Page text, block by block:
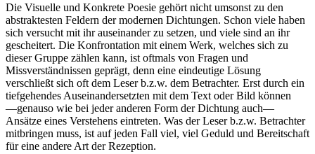
Die Visuelle und Konkrete Poesie gehört nicht umsonst zu den
abstraktesten Feldern der modernen Dichtungen. Schon viele haben
sich versucht mit ihr auseinander zu setzen, und viele sind an ihr
gescheitert. Die Konfrontation mit einem Werk, welches sich zu
dieser Gruppe zählen kann, ist oftmals von Fragen und
Missverständnissen geprägt, denn eine eindeutige Lösung
verschließt sich oft dem Leser b.z.w. dem Betrachter. Erst durch ein
tiefgehendes Auseinandersetzten mit dem Text oder Bild können
―genauso wie bei jeder anderen Form der Dichtung auch―
Ansätze eines Verstehens eintreten. Was der Leser b.z.w. Betrachter
mitbringen muss, ist auf jeden Fall viel, viel Geduld und Bereitschaft
für eine andere Art der Rezeption.